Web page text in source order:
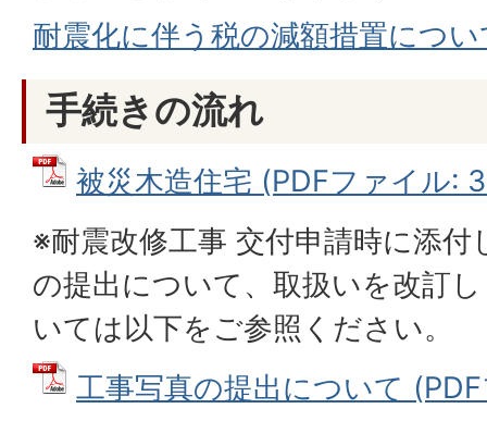
耐震化に伴う税の減額措置につい
手続きの流れ
被災木造住宅 (PDFファイル:
※耐震改修工事 交付申請時に添
の提出について、取扱いを改訂
いては以下をご参照ください。
工事写真の提出について